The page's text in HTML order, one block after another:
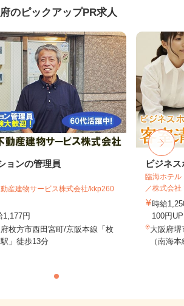
のピックアップPR求人
ョンの管理員
産建物サービス株式会社/kkp260
1,177円
枚方市西田宮町/京阪本線「枚
」徒歩13分
ビジネ
臨海ホテ
／株式会社
時給
100円
大阪府堺
（南海